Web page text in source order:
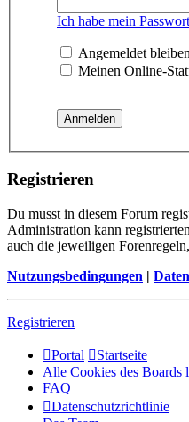
Ich habe mein
Angemeldet bleiben
Meinen Online-
Registrieren
Du musst in diesem Forum
Administration kann
auch die jeweiligen
Nutzungsbedingungen |
Registrieren
Portal
Startseite
Alle Cookies des Boards
FAQ
Datenschutzrichtlinie